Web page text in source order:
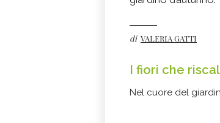
di VALERIA GATTI
I fiori che
Nel cuore del